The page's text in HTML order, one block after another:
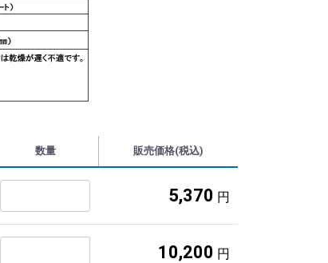
数量 販売価格(税込)
5,370 円
10,200 円